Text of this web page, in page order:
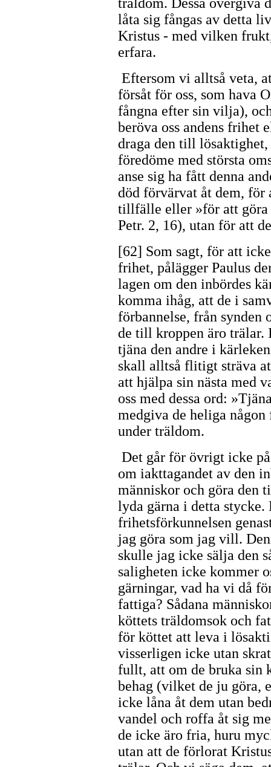
låta sig fångas av detta
Kristus - med vilken
erfara.
Eftersom vi alltså veta,
försåt för oss, som hava
fångna efter sin vilja),
beröva oss andens frihet
draga den till
föredöme med största
anse sig ha fått denna
död förvärvat åt dem,
tillfälle eller »för att göra
Petr. 2, 16), utan för att
[62] Som sagt, för att
frihet, pålägger Paulus
lagen om den inbördes
komma ihåg, att de i
förbannelse, från
de till kroppen äro trälar.
tjäna den andre i
skall alltså flitigt sträva
att hjälpa sin nästa med
oss med dessa ord:
medgiva de heliga
under träldom.
Det går för övrigt icke
om iakttagandet av den
människor och göra den
lyda gärna i detta stycke.
frihetsförkunnelsen
jag göra som jag vill.
skulle jag icke sälja den
saligheten icke kommer
gärningar, vad ha vi då
fattiga? Sådana
köttets träldomsok och
för köttet att leva i
visserligen icke utan
fullt, att om de bruka sin
behag (vilket de ju göra,
icke låna åt dem utan
vandel och roffa åt sig
de icke äro fria, huru
utan att de förlorat